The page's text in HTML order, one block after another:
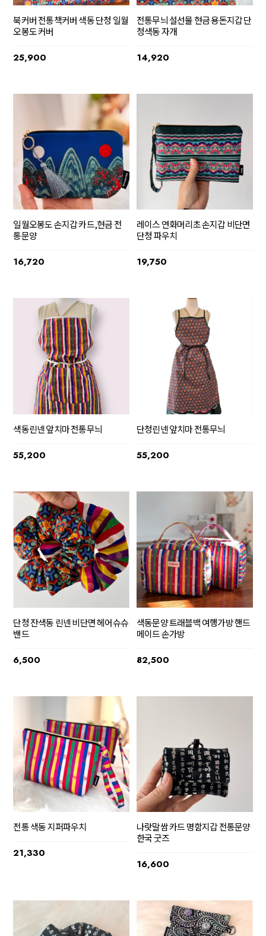
북커버 전통책커버 색동 단청 일월
오봉도 커버
25,900
전통무늬 설선물 현금 용돈지갑 단
청색동 자개
14,920
일월오봉도 손지갑 카드,현금 전
통문양
16,720
레이스 연화머리초 손지갑 비단면
단청 파우치
19,750
색동린넨 앞치마 전통무늬
55,200
단청린넨 앞치마 전통무늬
55,200
단청 잔색동 린넨 비단면 헤어슈슈
밴드
6,500
색동문양 트래블백 여행가방 핸드
메이드 손가방
82,500
전통 색동 지퍼파우치
21,330
나랏말쌈 카드 명함지갑 전통문양
한국 굿즈
16,600